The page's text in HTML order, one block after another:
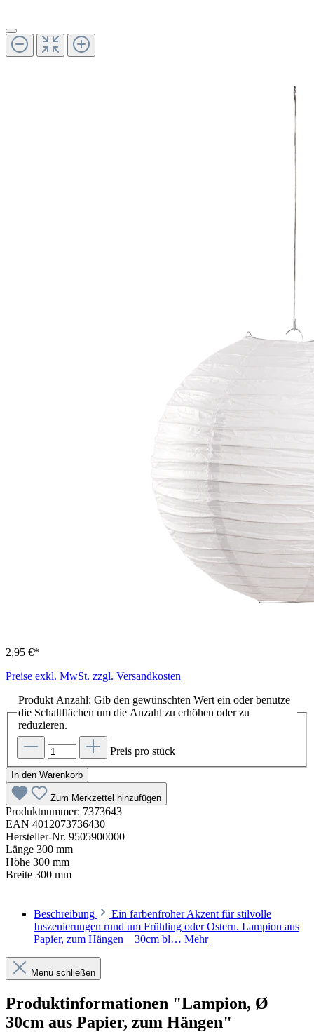
2,95 €*
Preise exkl. MwSt. zzgl. Versandkosten
Produkt Anzahl: Gib den gewünschten Wert ein oder benutze
die Schaltflächen um die Anzahl zu erhöhen oder zu
reduzieren.
Preis pro stück
In den Warenkorb
Zum Merkzettel hinzufügen
Produktnummer: 7373643
EAN 4012073736430
Hersteller-Nr. 9505900000
Länge 300 mm
Höhe 300 mm
Breite 300 mm
Beschreibung
Ein farbenfroher Akzent für stilvolle
Inszenierungen rund um Frühling oder Ostern. Lampion aus
Papier, zum Hängen _ 30cm bl… Mehr
Menü schließen
Produktinformationen "Lampion, Ø
30cm aus Papier, zum Hängen"